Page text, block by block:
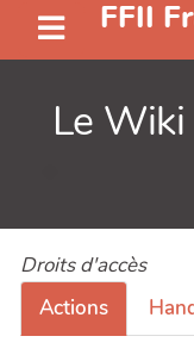
FFII
Le Wiki
Droits d'accès
Actions